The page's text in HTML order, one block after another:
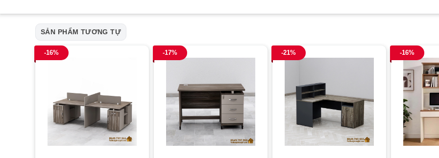
SẢN PHẨM TƯƠNG TỰ
-16% -17% -21% -16%